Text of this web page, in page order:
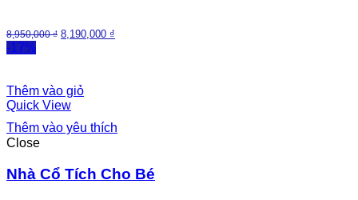
8,950,000₫ 8,190,000 ₫
-17%
Thêm vào giỏ
Quick View
Thêm vào yêu thích
Close
Nhà Cổ Tích Cho Bé